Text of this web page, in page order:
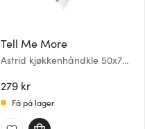
Tell Me More
Astrid kjøkkenhåndkle 50x70
279 kr
Få på lager